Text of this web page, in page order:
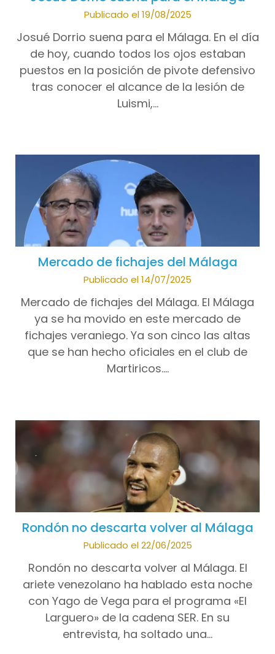
Publicado el 19/08/2025
Josué Dorrio suena para el Málaga. En el día
de hoy, cuando todos los ojos estaban
puestos en la posición de pivote defensivo
tras conocer el alcance de la lesión de
Luismi,…
Mercado de fichajes del Málaga
Publicado el 14/07/2025
Mercado de fichajes del Málaga. El Málaga
ya se ha movido en este mercado de
fichajes veraniego. Ya son cinco las altas
que se han hecho oficiales en el club de
Martiricos….
Rondón no descarta volver al Málaga
Publicado el 22/06/2025
Rondón no descarta volver al Málaga. El
ariete venezolano ha hablado esta noche
con Yago de Vega para el programa «El
Larguero» de la cadena SER. En su
entrevista, ha soltado una…